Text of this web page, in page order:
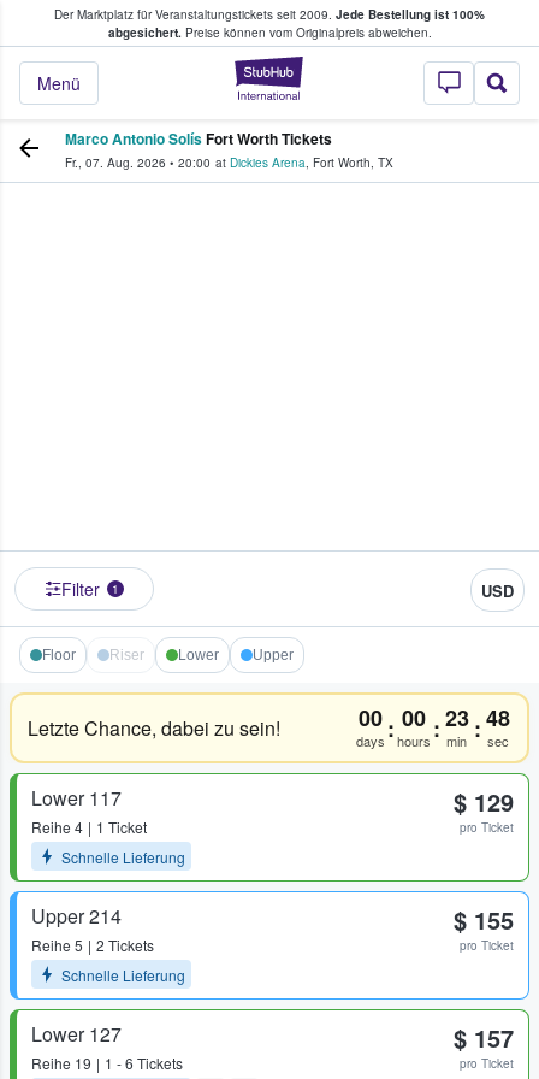
Der Marktplatz für Veranstaltungstickets seit 2009. Jede Bestellung ist 100%
abgesichert.Preise können vom Originalpreis abweichen.
StubHub - Wo
Menü
Tickets kaufen & verkaufen
Marco Antonio SolísFort Worth Tickets
Fr., 07. Aug. 2026 • 20:00 at Dickies Arena, Fort Worth, TX
Filter 1 USD
Floor Riser Lower Upper
Letzte Chance, dabei zu sein! 00
days : 00
hours :23
min :48
sec
Lower 117
Reihe 4
1 Ticket
Schnelle Lieferung
$ 129
pro Ticket
Upper 214
Reihe 5
2 Tickets
Schnelle Lieferung
$ 155
pro Ticket
Lower 127
Reihe 19 1 - 6 Tickets
$ 157
pro Ticket